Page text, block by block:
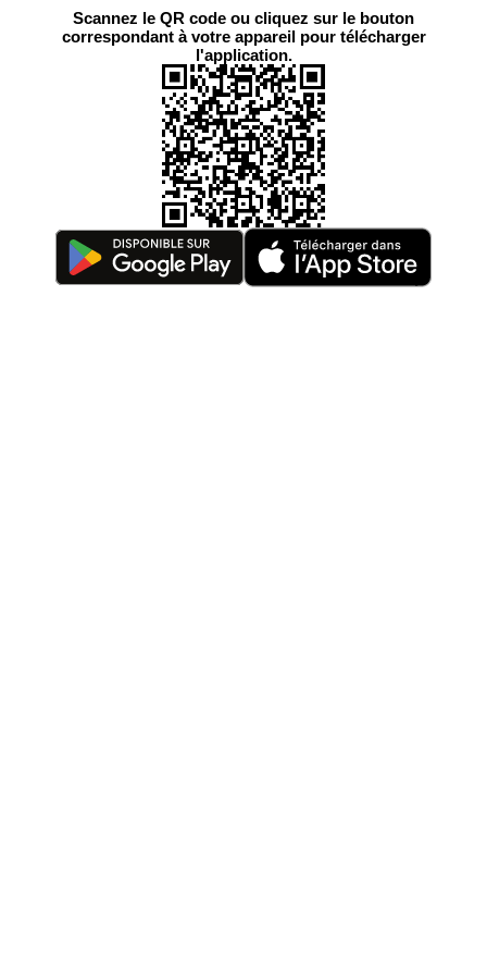
Scannez le QR code ou cliquez sur le bouton
correspondant à votre appareil pour télécharger
l'application.